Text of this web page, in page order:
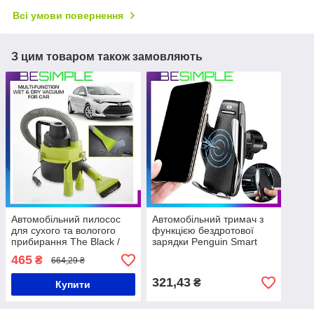
Всі умови повернення
З цим товаром також замовляють
Автомобільний пилосос
для сухого та вологого
прибирання The Black /
Автопилосос/Пилосос для
авто
465 ₴ 664,29 ₴
Купити
Автомобільний тримач з
функцією бездротової
зарядки Penguin Smart
321,43₴